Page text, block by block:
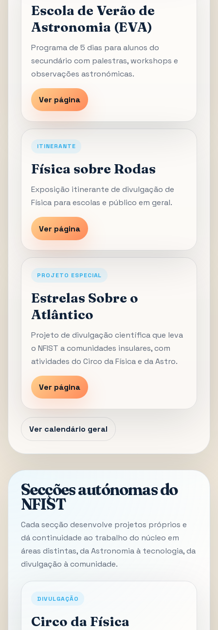
Escola de Verão de
Astronomia (EVA)
Programa de 5 dias para alunos do
secundário com palestras, workshops e
observações astronómicas.
Ver página
ITINERANTE
Física sobre Rodas
Exposição itinerante de divulgação de
Física para escolas e público em geral.
Ver página
PROJETO ESPECIAL
Estrelas Sobre o
Atlântico
Projeto de divulgação científica que leva
o NFIST a comunidades insulares, com
atividades do Circo da Física e da Astro.
Ver página
Ver calendário geral
Secções autónomas do
NFIST
Cada secção desenvolve projetos próprios e
dá continuidade ao trabalho do núcleo em
áreas distintas, da Astronomia à tecnologia, da
divulgação à comunidade.
DIVULGAÇÃO
Circo da Física